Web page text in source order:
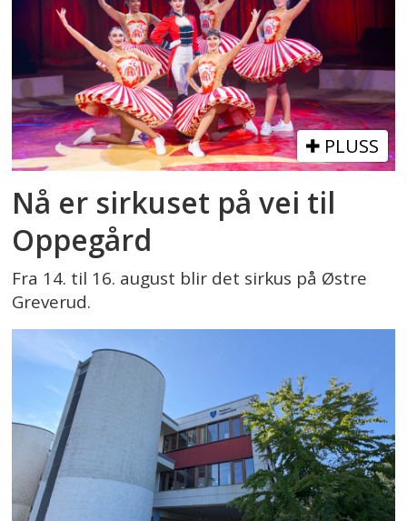
PLUSS
Nå er sirkuset på vei til
Oppegård
Fra 14. til 16. august blir det sirkus på Østre
Greverud.